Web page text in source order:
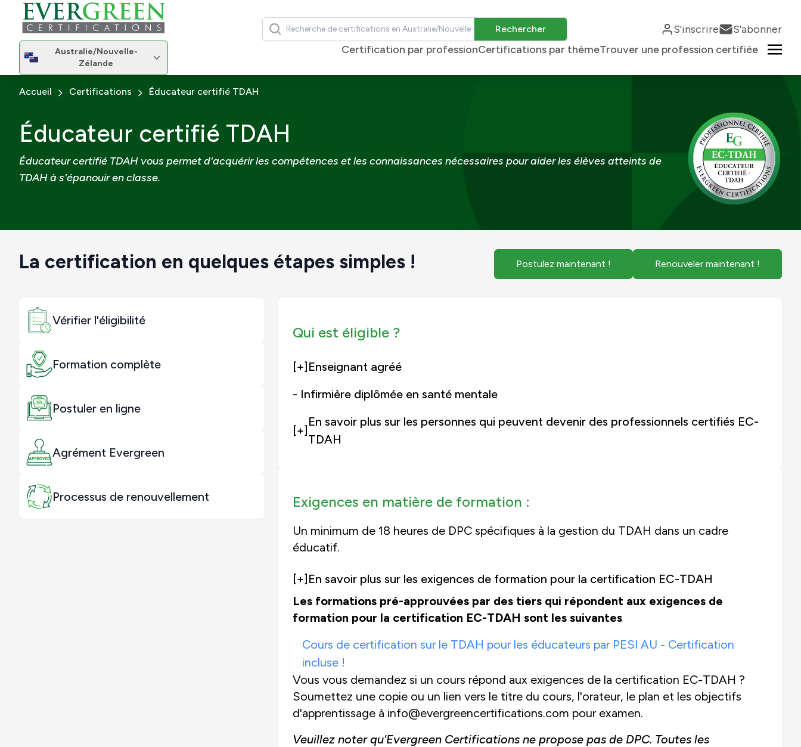
Changer de région
Australie/Nouvelle-
Zélande
Rechercher Rechercher S'inscrire
S'abonner
Certification par professionCertifications par thèmeTrouver une profession certifiée
Accueil Certifications Éducateur certifié TDAH
Éducateur certifié TDAH
Éducateur certifié TDAH vous permet d'acquérir les compétences et les connaissances nécessaires pour aider les élèves atteints de
TDAH à s'épanouir en classe.
La certification en quelques étapes simples ! Postulez maintenant ! Renouveler maintenant !
Vérifier l'éligibilité
Formation complète
Postuler en ligne
Agrément Evergreen
Processus de renouvellement
Qui est éligible ?
[+]Enseignant agréé
- Infirmière diplômée en santé mentale
[+]
En savoir plus sur les personnes qui peuvent devenir des professionnels certifiés EC-
TDAH
Exigences en matière de formation :
Un minimum de 18 heures de DPC spécifiques à la gestion du TDAH dans un cadre
éducatif.
[+]En savoir plus sur les exigences de formation pour la certification EC-TDAH
Les formations pré-approuvées par des tiers qui répondent aux exigences de
formation pour la certification EC-TDAH sont les suivantes
Cours de certification sur le TDAH pour les éducateurs par PESI AU - Certification
incluse !
Vous vous demandez si un cours répond aux exigences de la certification EC-TDAH ?
Soumettez une copie ou un lien vers le titre du cours, l'orateur, le plan et les objectifs
d'apprentissage à info@evergreencertifications.com pour examen.
Veuillez noter qu'Evergreen Certifications ne propose pas de DPC. Toutes les